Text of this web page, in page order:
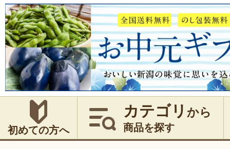
初めての方へ
カテゴリ から
商品を探す